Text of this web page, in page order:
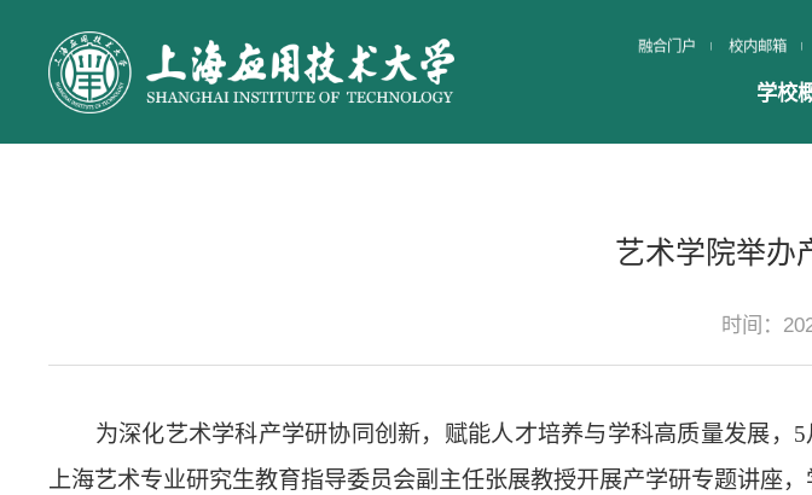
融合门户 校内邮箱
学校
艺术学院举办
时间：
为深化艺术学科产学研协同创新，赋能人才培养与学科高质量发展，
上海艺术专业研究生教育指导委员会副主任张展教授开展产学研专题讲座，